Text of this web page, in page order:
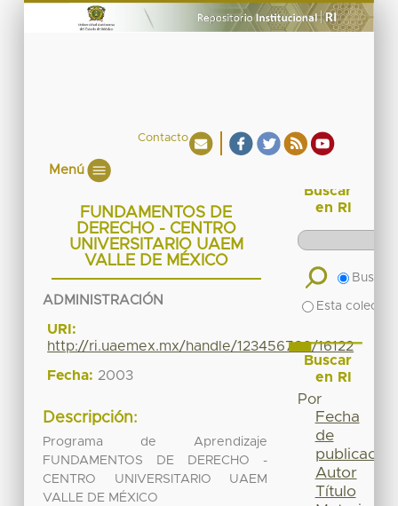
Contacto
Menú
FUNDAMENTOS DE
DERECHO - CENTRO
UNIVERSITARIO UAEM
VALLE DE MÉXICO
ADMINISTRACIÓN
URI:
http://ri.uaemex.mx/handle/123456789/16122
Fecha: 2003
Descripción:
Programa de Aprendizaje
FUNDAMENTOS DE DERECHO -
CENTRO UNIVERSITARIO UAEM
VALLE DE MÉXICO
Buscar
en RI
Buscar
Esta
Buscar
en RI
Por
Fecha
de
publicación
Autor
Título